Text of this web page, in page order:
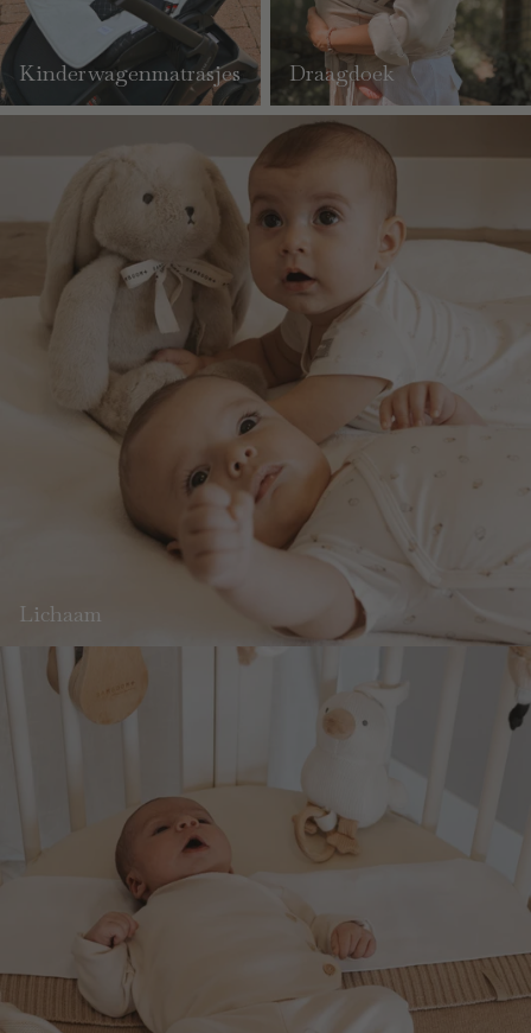
Kinderwagenmatrasjes Draagdoek
Lichaam